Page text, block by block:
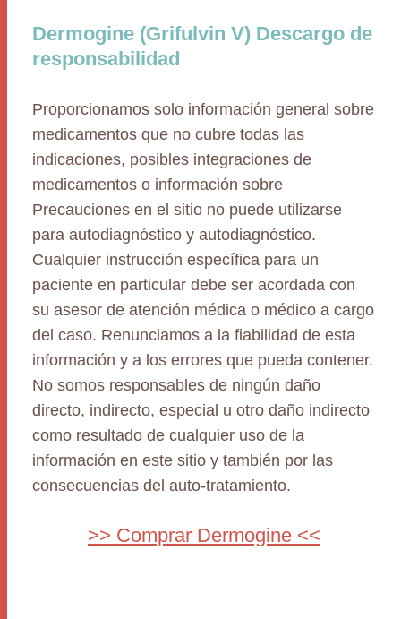
Dermogine (Grifulvin V) Descargo de
responsabilidad
Proporcionamos solo información general sobre
medicamentos que no cubre todas las
indicaciones, posibles integraciones de
medicamentos o información sobre
Precauciones en el sitio no puede utilizarse
para autodiagnóstico y autodiagnóstico.
Cualquier instrucción específica para un
paciente en particular debe ser acordada con
su asesor de atención médica o médico a cargo
del caso. Renunciamos a la fiabilidad de esta
información y a los errores que pueda contener.
No somos responsables de ningún daño
directo, indirecto, especial u otro daño indirecto
como resultado de cualquier uso de la
información en este sitio y también por las
consecuencias del auto-tratamiento.
>> Comprar Dermogine <<